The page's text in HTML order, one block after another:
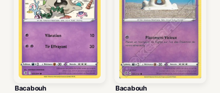
Bacabouh Bacabouh